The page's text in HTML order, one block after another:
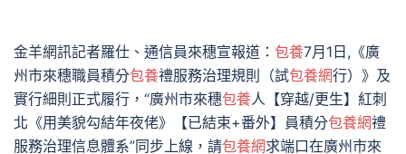
金羊網訊記者羅仕、通信員來穗宣報道： 包養7月1日,《廣
州市來穗職員積分包養禮服務治理規則（試包養網行）》及
實行細則正式履行，“廣州市來穗包養人【穿越/更生】紅刺
北《用美貌勾結年夜佬》【已結束+番外】員積分包養網禮
服務治理信息體系”同步上線，請包養網求端口在廣州市來